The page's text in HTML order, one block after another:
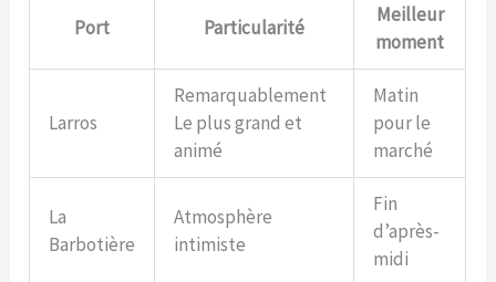
Port Particularité
Meilleur
moment
Larros
Remarquablement
Le plus grand et
animé
Matin
pour le
marché
La
Barbotière
Atmosphère
intimiste
Fin
d’après-
midi